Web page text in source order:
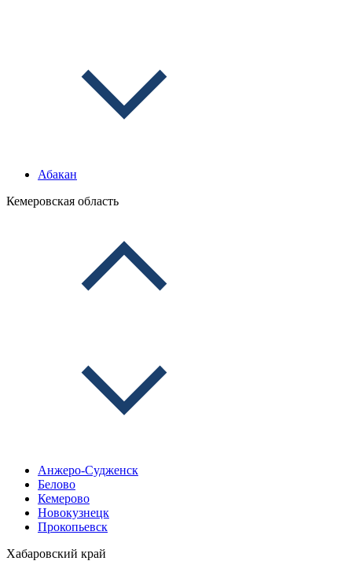
Абакан
Кемеровская область
Анжеро-Судженск
Белово
Кемерово
Новокузнецк
Прокопьевск
Хабаровский край